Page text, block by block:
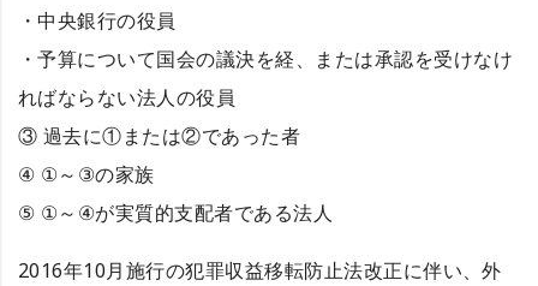
・中央銀行の役員
・予算について国会の議決を経、または承認を受けなけ
ればならない法人の役員
③ 過去に①または②であった者
④ ①～③の家族
⑤ ①～④が実質的支配者である法人
2016年10月施行の犯罪収益移転防止法改正に伴い、外